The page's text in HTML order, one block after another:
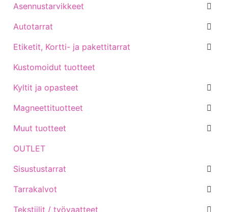
Asennustarvikkeet
Autotarrat
Etiketit, Kortti- ja pakettitarrat
Kustomoidut tuotteet
Kyltit ja opasteet
Magneettituotteet
Muut tuotteet
OUTLET
Sisustustarrat
Tarrakalvot
Tekstiilit / työvaatteet